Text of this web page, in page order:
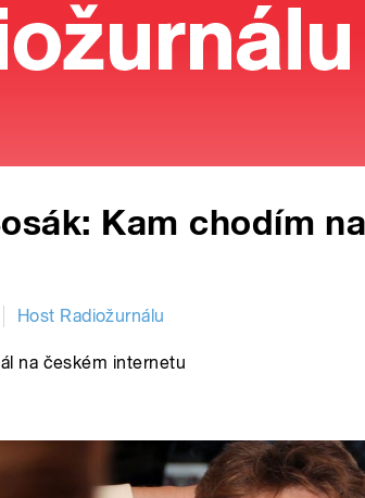
Kam chodím
Host Radiožurnálu
na českém internetu